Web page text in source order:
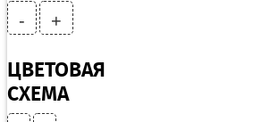
- +
ЦВЕТОВАЯ
СХЕМА